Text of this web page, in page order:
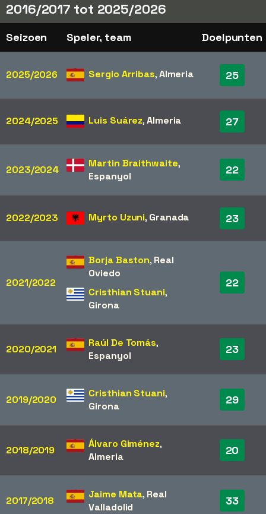
2016/2017 tot 2025/2026
Seizoen Speler, team Doelpunten
2025/2026 Sergio Arribas,Almeria 25
2024/2025 Luis Suárez,Almeria 27
2023/2024
Martin Braithwaite,
Espanyol
22
2022/2023 Myrto Uzuni, Granada 23
2021/2022
Borja Baston, Real
Oviedo
Cristhian Stuani,
Girona
22
2020/2021
Raúl De Tomás,
Espanyol
23
2019/2020
Cristhian Stuani,
Girona
29
2018/2019
Álvaro Giménez,
Almeria
20
2017/2018
Jaime Mata, Real
Valladolid
33